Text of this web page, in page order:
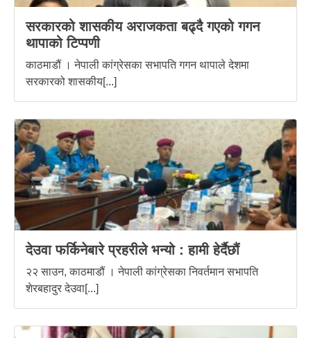
सरकारको शासकीय अराजकता बढ्दै गएको गगन
थापाको टिप्पणी
काठमाडौं । नेपाली कांग्रेसका सभापति गगन थापाले देशमा
सरकारको शासकीय[...]
देउवा फर्किनेबारे प्रहरीले भन्यो : हामी हेर्दैछौं
२२ साउन, काठमाडौं । नेपाली कांग्रेसका निवर्तमान सभापति
शेरबहादुर देउवा[...]